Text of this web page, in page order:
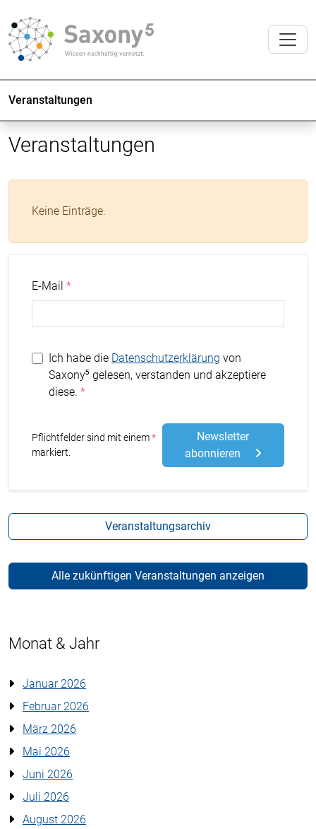
Veranstaltungen
Veranstaltungen
Keine Einträge.
E-Mail
Ich habe die Datenschutzerklärung von
Saxony⁵ gelesen, verstanden und akzeptiere
diese.
Pflichtfelder sind mit einem Stern
markiert.
Newsletter
abonnieren
Veranstaltungsarchiv
Alle zukünftigen Veranstaltungen anzeigen
Monat & Jahr
Januar 2026
Februar 2026
März 2026
Mai 2026
Juni 2026
Juli 2026
August 2026